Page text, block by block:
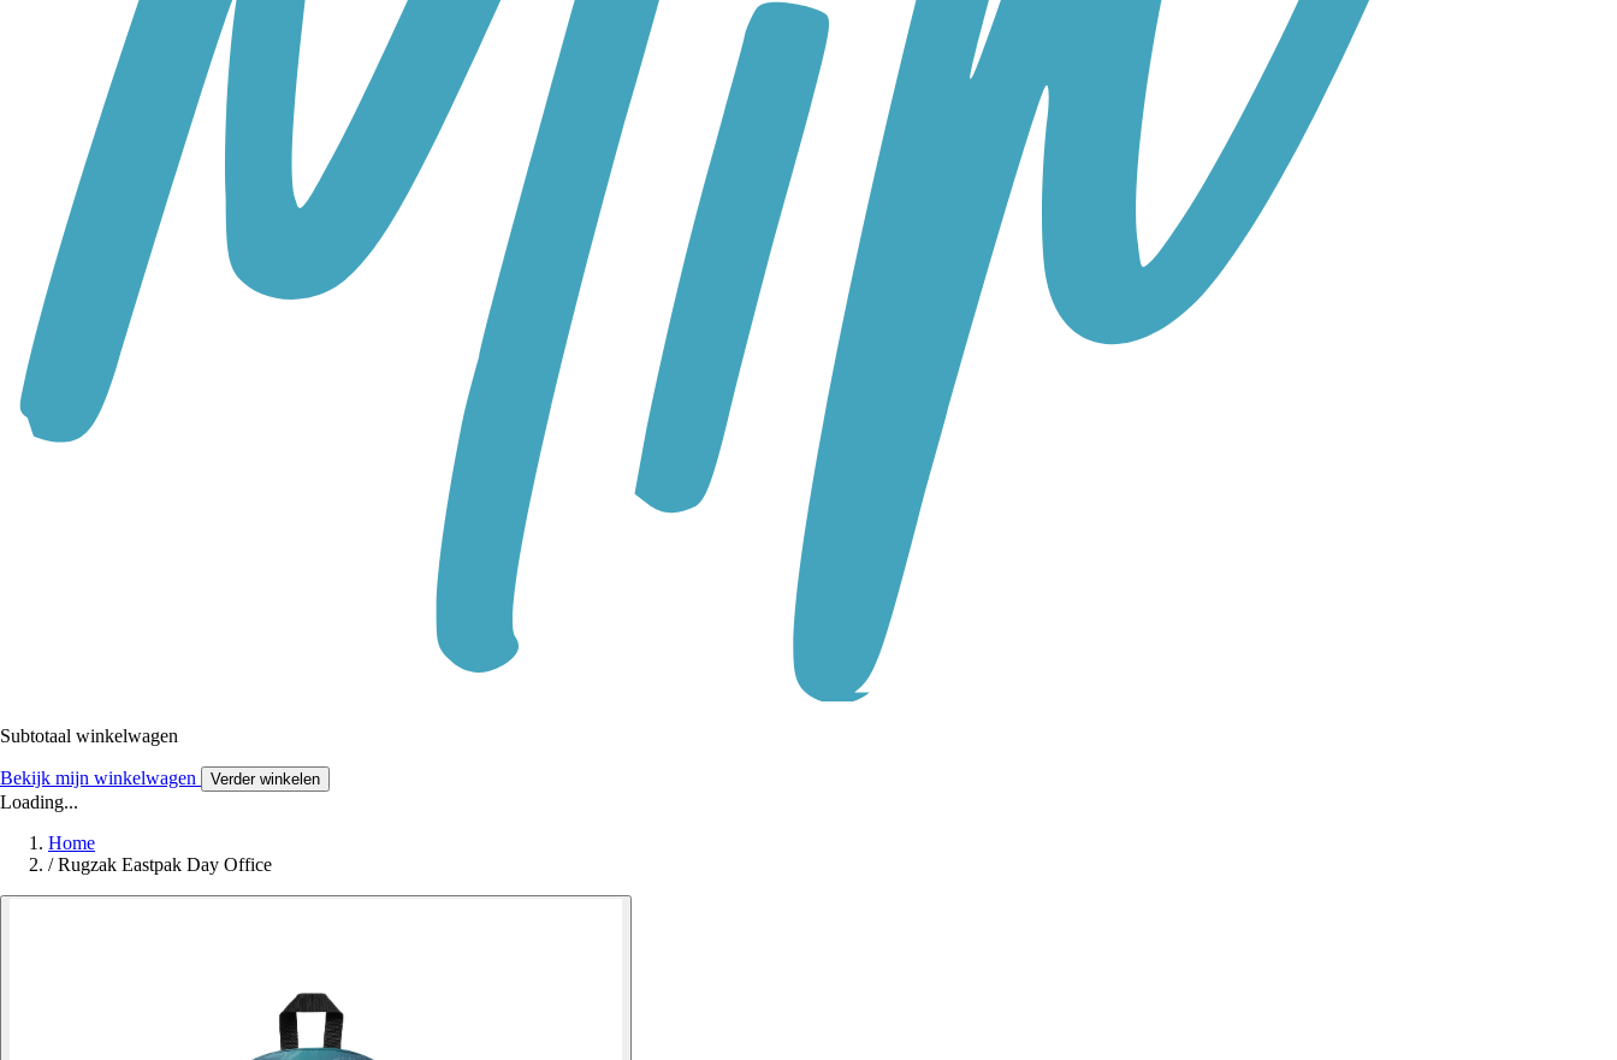
Subtotaal winkelwagen
Bekijk mijn winkelwagen Verder winkelen
Loading...
Home
/ Rugzak Eastpak Day Office